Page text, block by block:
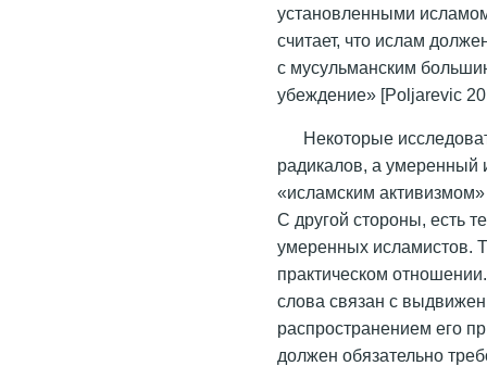
установленными
считает, что ислам
с мусульманским
убеждение» [Poljarevic
Некоторые
радикалов, а умеренный
«исламским
С другой стороны, есть
умеренных исламистов.
практическом
слова связан с
распространением его
должен обязательно